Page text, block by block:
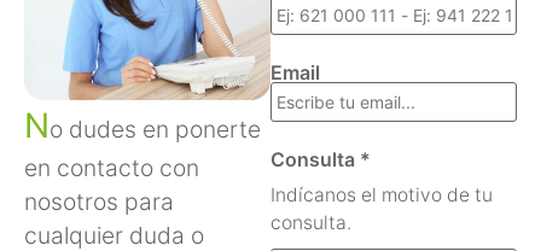
No dudes en ponerte
en contacto con
nosotros para
cualquier duda o
Email
Consulta *
Indícanos el motivo de tu
consulta.